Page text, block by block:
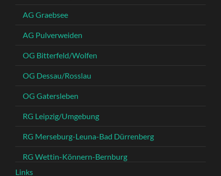
AG Graebsee
AG Pulverweiden
OG Bitterfeld/Wolfen
OG Dessau/Rosslau
OG Gatersleben
RG Leipzig/Umgebung
RG Merseburg-Leuna-Bad Dürrenberg
RG Wettin-Könnern-Bernburg
Links